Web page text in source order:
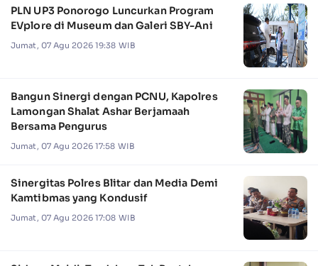
PLN UP3 Ponorogo Luncurkan Program
EVplore di Museum dan Galeri SBY-Ani
Jumat, 07 Agu 2026 19:38 WIB
Bangun Sinergi dengan PCNU, Kapolres
Lamongan Shalat Ashar Berjamaah
Bersama Pengurus
Jumat, 07 Agu 2026 17:58 WIB
Sinergitas Polres Blitar dan Media Demi
Kamtibmas yang Kondusif
Jumat, 07 Agu 2026 17:08 WIB